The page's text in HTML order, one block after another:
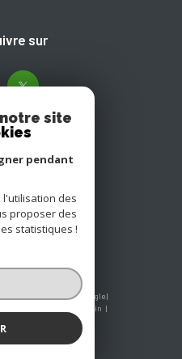
sur
powered by Google |
Admin
site
pendant
l'utilisation des
proposer des
statistiques !